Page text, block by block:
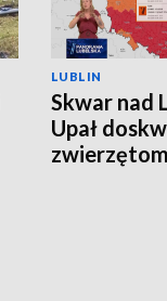
LUBLIN
Skwar nad
Upał